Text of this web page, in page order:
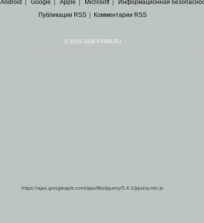
Android Google Apple Microsoft| Информационная
Публикации RSS| Комментарии RSS
© 2010-2026 PVSM.RU
https://ajax.googleapis.com/ajax/libs/jquery/3.4.1/jquery.min.js